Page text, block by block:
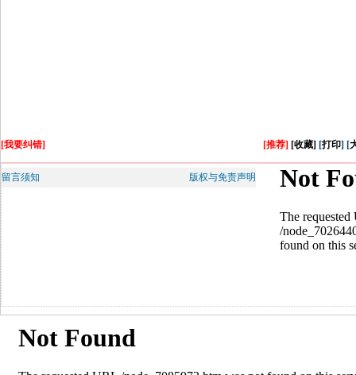
[我要纠错] [推荐] [收藏] [打印] [
留言须知 版权与免责声明